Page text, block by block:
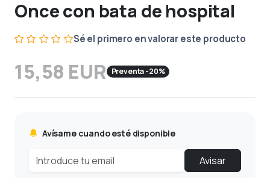
Once con bata de hospital
Sé el primero en valorar este producto
15,58 EUR Preventa -20%
Avísame cuando esté disponible
Avisar